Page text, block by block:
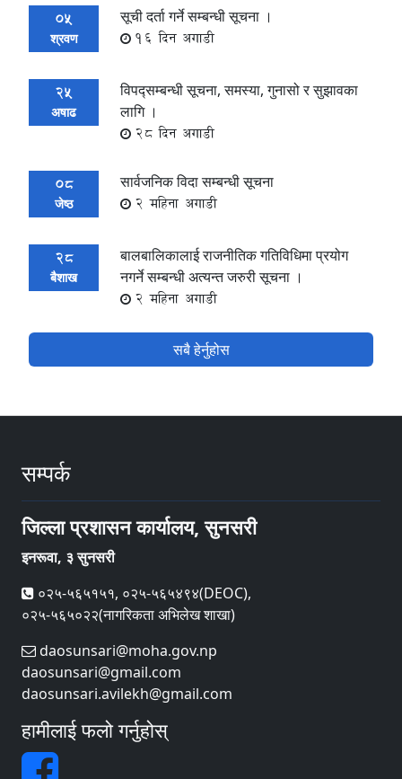
05
श्रवण
सूची दर्ता गर्ने सम्बन्धी सूचना ।
16 दिन अगाडी
25
अषाढ
विपद्सम्बन्धी सूचना, समस्या, गुनासो र सुझावका
लागि ।
28 दिन अगाडी
08
जेष्ठ
सार्वजनिक विदा सम्बन्धी सूचना
2 महिना अगाडी
28
बैशाख
बालबालिकालाई राजनीतिक गतिविधिमा प्रयोग
नगर्ने सम्बन्धी अत्यन्त जरुरी सूचना ।
2 महिना अगाडी
सबै हेर्नुहोस
सम्पर्क
जिल्ला प्रशासन कार्यालय, सुनसरी
इनरूवा, ३ सुनसरी
०२५-५६५१५१, ०२५-५६५४९४(DEOC),
०२५-५६५०२२(नागरिकता अभिलेख शाखा)
daosunsari@moha.gov.np
daosunsari@gmail.com
daosunsari.avilekh@gmail.com
हामीलाई फलो गर्नुहोस्